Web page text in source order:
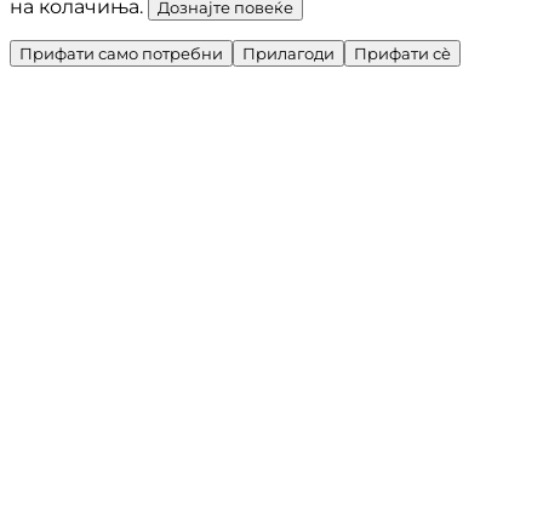
на колачиња. Дознајте повеќе
Прифати само потребни Прилагоди Прифати сè